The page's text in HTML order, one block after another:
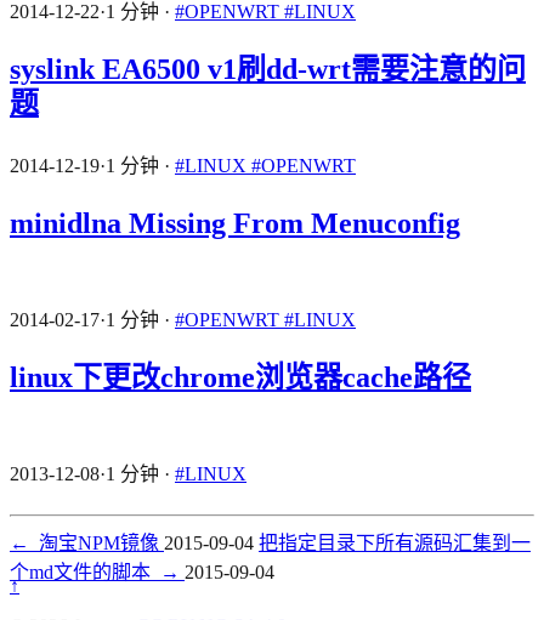
2014-12-22·1 分钟 · #OPENWRT #LINUX
syslink EA6500 v1刷dd-wrt需要注意的问
题
2014-12-19·1 分钟 · #LINUX #OPENWRT
minidlna Missing From Menuconfig
2014-02-17·1 分钟 · #OPENWRT #LINUX
linux下更改chrome浏览器cache路径
2013-12-08·1 分钟 · #LINUX
← 淘宝NPM镜像 2015-09-04 把指定目录下所有源码汇集到一
个md文件的脚本
→ 2015-09-04
↑